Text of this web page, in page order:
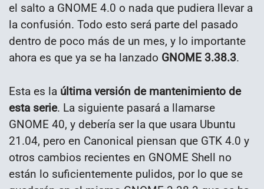
el salto a GNOME 4.0 o nada que pudiera llevar a
la confusión. Todo esto será parte del pasado
dentro de poco más de un mes, y lo importante
ahora es que ya se ha lanzado GNOME 3.38.3.
Esta es la última versión de mantenimiento de
esta serie. La siguiente pasará a llamarse
GNOME 40, y debería ser la que usara Ubuntu
21.04, pero en Canonical piensan que GTK 4.0 y
otros cambios recientes en GNOME Shell no
están lo suficientemente pulidos, por lo que se